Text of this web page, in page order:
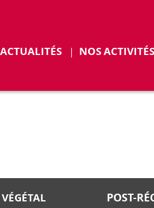
ACTUALITÉS NOS ACTIVITÉS
POST-